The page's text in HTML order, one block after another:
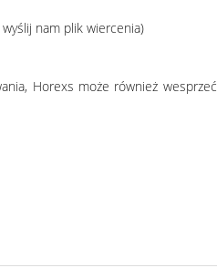
nam plik wiercenia)
Horexs może również